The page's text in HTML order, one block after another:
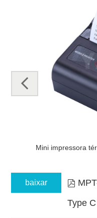
Mini impressora
pre
baixar 
Type